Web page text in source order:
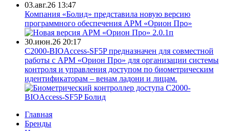
03.авг.26 13:47
Компания «Болид» представила новую версию
программного обеспечения АРМ «Орион Про»
30.июн.26 20:17
С2000-BIOAccess-SF5P предназначен для совместной
работы с АРМ «Орион Про» для организации системы
контроля и управления доступом по биометрическим
идентификаторам – венам ладони и лицам.
Главная
Бренды